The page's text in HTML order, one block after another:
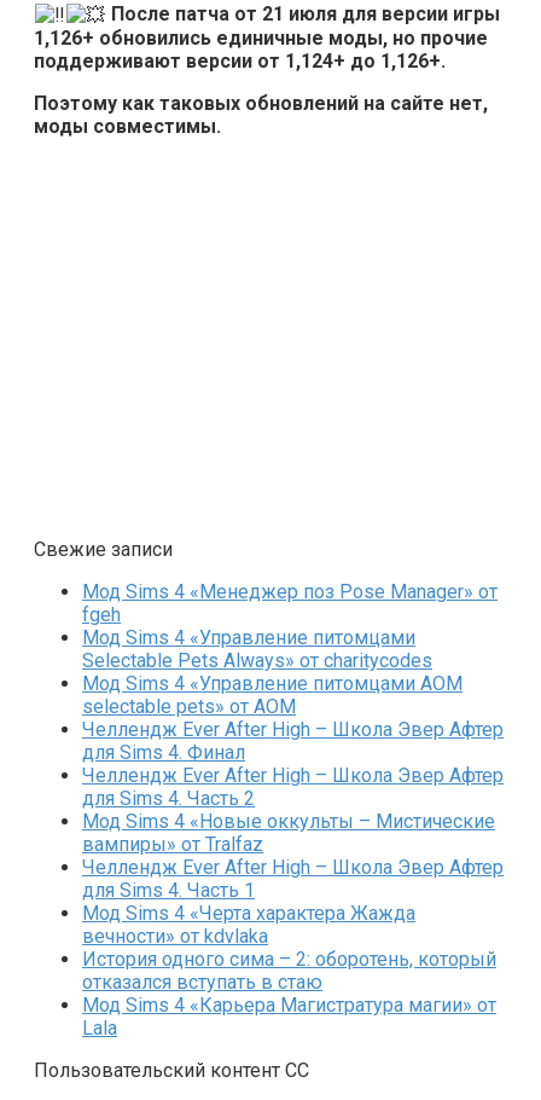
После патча от 21 июля для версии игры
1,126+ обновились единичные моды, но прочие
поддерживают версии от 1,124+ до 1,126+.
Поэтому как таковых обновлений на сайте нет,
моды совместимы.
Свежие записи
Мод Sims 4 «Менеджер поз Pose Manager» от
fgeh
Мод Sims 4 «Управление питомцами
Selectable Pets Always» от charitycodes
Мод Sims 4 «Управление питомцами AOM
selectable pets» от AOM
Челлендж Ever After High – Школа Эвер Афтер
для Sims 4. Финал
Челлендж Ever After High – Школа Эвер Афтер
для Sims 4. Часть 2
Мод Sims 4 «Новые оккульты – Мистические
вампиры» от Tralfaz
Челлендж Ever After High – Школа Эвер Афтер
для Sims 4. Часть 1
Мод Sims 4 «Черта характера Жажда
вечности» от kdvlaka
История одного сима – 2: оборотень, который
отказался вступать в стаю
Мод Sims 4 «Карьера Магистратура магии» от
Lala
Пользовательский контент СС